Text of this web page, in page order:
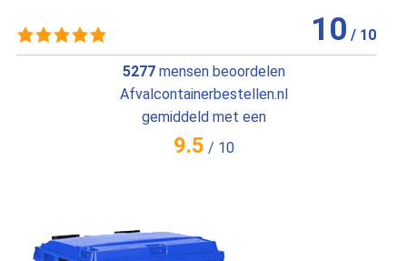
5277mensen beoordelen
Afvalcontainerbestellen.nl
gemiddeld met een
9.5 / 10